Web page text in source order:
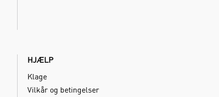
HJÆLP
Klage
Vilkår og betingelser